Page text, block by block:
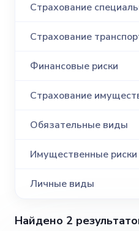
Страхование
Страхование
Финансовые риски
Страхование
Обязательные виды
Имущественные риски
Личные виды
Найдено 2